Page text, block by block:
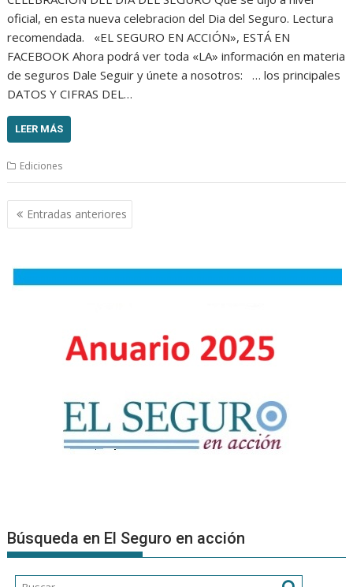
oficial, en esta nueva celebracion del Dia del Seguro. Lectura
recomendada. «EL SEGURO EN ACCIÓN», ESTÁ EN
FACEBOOK Ahora podrá ver toda «LA» información en materia
de seguros Dale Seguir y únete a nosotros: … los principales
DATOS Y CIFRAS DEL…
LEER MÁS
Ediciones
Navegación
de
Entradas anteriores
Búsqueda en El Seguro en acción